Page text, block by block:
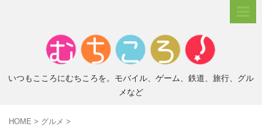
いつもこころにむちころを。モバイル、ゲーム、鉄道、旅行、グル
メなど
HOME > グルメ >